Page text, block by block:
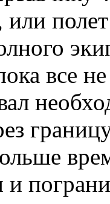
все
и